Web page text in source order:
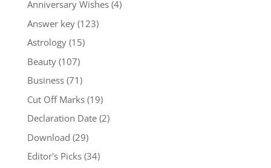
Anniversary Wishes(4)
Answer key(123)
Astrology(15)
Beauty(107)
Business(71)
Cut Off Marks(19)
Declaration Date(2)
Download (29)
Editor's Picks(34)